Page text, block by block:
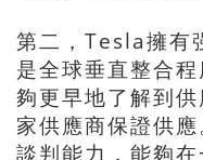
第二，Tesla擁有
是全球垂直整合
夠更早地了解到
家供應商保證供
談判能力，能夠